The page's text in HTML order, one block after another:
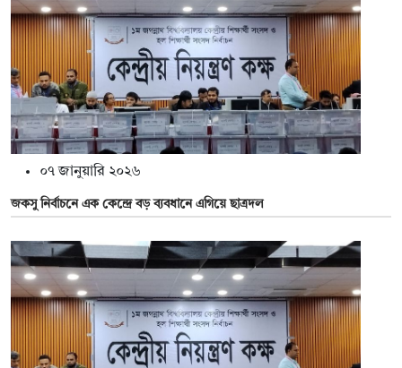
০৭ জানুয়ারি ২০২৬
জকসু নির্বাচনে এক কেন্দ্রে বড় ব্যবধানে এগিয়ে ছাত্রদল